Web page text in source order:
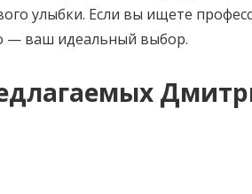
улыбки. Если вы ищете
— ваш идеальный выбор.